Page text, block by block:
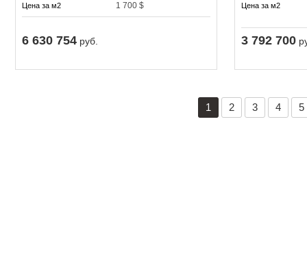
Цена за м2 1 700 $
6 630 754 руб.
Цена за м2
3 792 700
1 2 3 4 5